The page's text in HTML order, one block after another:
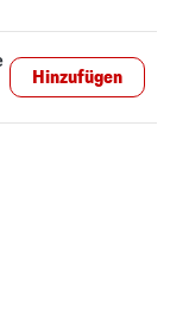
Hinzufügen